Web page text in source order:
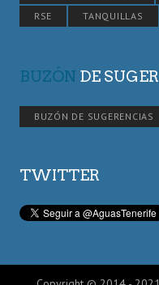
RSE
TANQUILLAS
BUZÓN DE
BUZÓN DE SUGERENCIAS
TWITTER